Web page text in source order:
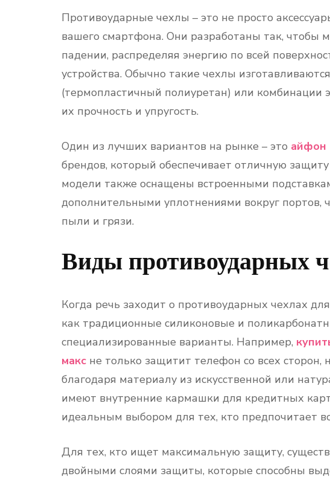
Противоударные чехлы – это не просто
вашего смартфона. Они разработаны так, чтобы
падении, распределяя энергию по всей
устройства. Обычно такие чехлы
(термопластичный полиуретан) или комбинации
их прочность и упругость.
Один из лучших вариантов на рынке – это айфон
брендов, который обеспечивает отличную
модели также оснащены встроенными
дополнительными уплотнениями вокруг портов,
пыли и грязи.
Виды противоударных
Когда речь заходит о противоударных чехлах
как традиционные силиконовые и
специализированные варианты. Например,
макс не только защитит телефон со всех сторон,
благодаря материалу из искусственной или
имеют внутренние кармашки для кредитных
идеальным выбором для тех, кто предпочитает
Для тех, кто ищет максимальную защиту,
двойными слоями защиты, которые способны